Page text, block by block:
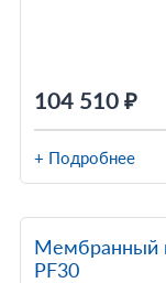
104 510 ₽
+ Подробнее
Мембранный
PF30